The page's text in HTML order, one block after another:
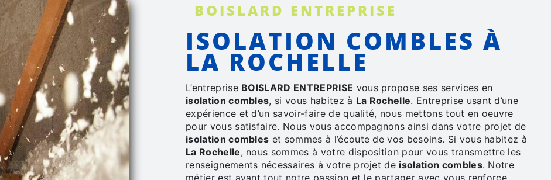
BOISLARD ENTREPRISE
ISOLATION COMBLES À
LA ROCHELLE
L’entreprise BOISLARD ENTREPRISE vous propose ses services en
isolation combles, si vous habitez à La Rochelle. Entreprise usant d’une
expérience et d’un savoir-faire de qualité, nous mettons tout en oeuvre
pour vous satisfaire. Nous vous accompagnons ainsi dans votre projet de
isolation combles et sommes à l’écoute de vos besoins. Si vous habitez à
La Rochelle, nous sommes à votre disposition pour vous transmettre les
renseignements nécessaires à votre projet de isolation combles. Notre
métier est avant tout notre passion et le partager avec vous renforce